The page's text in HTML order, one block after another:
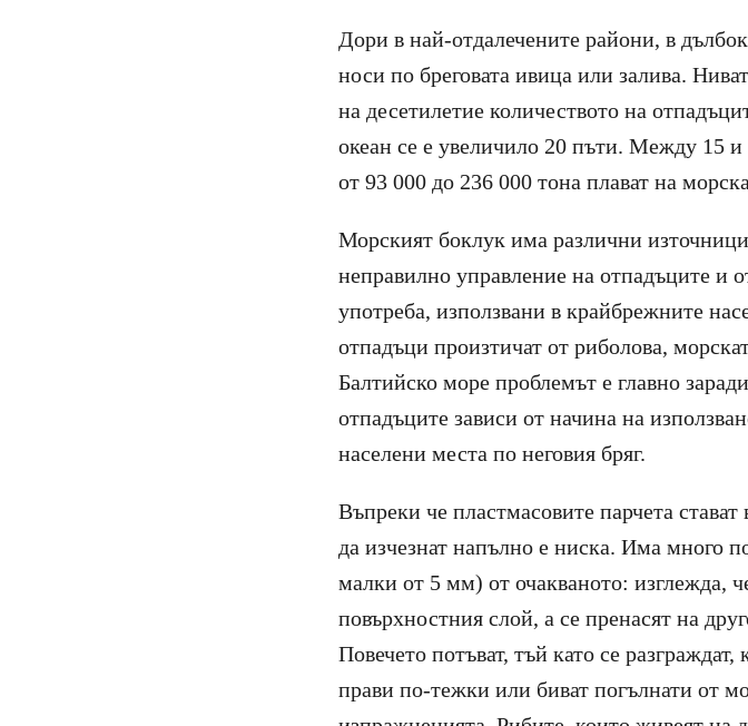
Дори в най-отдалечените райони, в
носи по бреговата ивица или залива.
на десетилетие количеството на
океан се е увеличило 20 пъти. Между 15
от 93 000 до 236 000 тона плават на
Морският боклук има различни
неправилно управление на отпадъците и
употреба, използвани в крайбрежните
отпадъци произтичат от риболова,
Балтийско море проблемът е главно
отпадъците зависи от начина на
населени места по неговия бряг.
Въпреки че пластмасовите парчета
да изчезнат напълно е ниска. Има много
малки от 5 мм) от очакваното: изглежда,
повърхностния слой, а се пренасят на
Повечето потъват, тъй като се
прави по-тежки или биват погълнати от